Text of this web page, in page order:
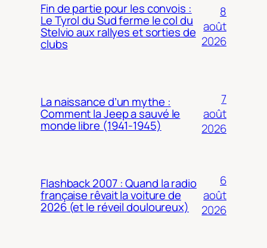
Fin de partie pour les convois :
Le Tyrol du Sud ferme le col du
Stelvio aux rallyes et sorties de
clubs
8
août
2026
La naissance d’un mythe :
Comment la Jeep a sauvé le
monde libre (1941-1945)
7
août
2026
Flashback 2007 : Quand la radio
française rêvait la voiture de
2026 (et le réveil douloureux)
6
août
2026